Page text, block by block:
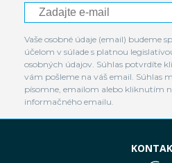
Vaše osobné údaje (email) budeme
účelom v súlade s platnou
osobných údajov. Súhlas potvrdíte
vám pošleme na váš email. Súhlas
písomne, emailom alebo kliknutím
informačného emailu.